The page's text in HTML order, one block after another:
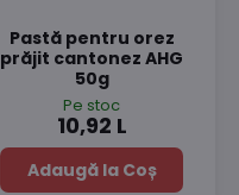
Pastă pentru orez
prăjit cantonez AHG
50g
Pe stoc
10,92 L
Adaugă la Coș